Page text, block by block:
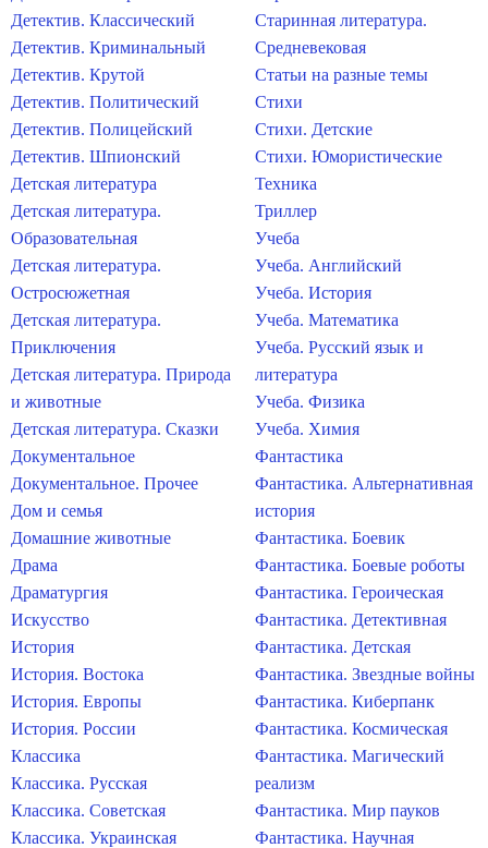
Детектив. Классический
Детектив. Криминальный
Детектив. Крутой
Детектив. Политический
Детектив. Полицейский
Детектив. Шпионский
Детская литература
Детская литература.
Образовательная
Детская литература.
Остросюжетная
Детская литература.
Приключения
Детская литература. Природа
и животные
Детская литература. Сказки
Документальное
Документальное. Прочее
Дом и семья
Домашние животные
Драма
Драматургия
Искусство
История
История. Востока
История. Европы
История. России
Классика
Классика. Русская
Классика. Советская
Классика. Украинская
Старинная литература.
Средневековая
Статьи на разные темы
Стихи
Стихи. Детские
Стихи. Юмористические
Техника
Триллер
Учеба
Учеба. Английский
Учеба. История
Учеба. Математика
Учеба. Русский язык и
литература
Учеба. Физика
Учеба. Химия
Фантастика
Фантастика. Альтернативная
история
Фантастика. Боевик
Фантастика. Боевые роботы
Фантастика. Героическая
Фантастика. Детективная
Фантастика. Детская
Фантастика. Звездные войны
Фантастика. Киберпанк
Фантастика. Космическая
Фантастика. Магический
реализм
Фантастика. Мир пауков
Фантастика. Научная